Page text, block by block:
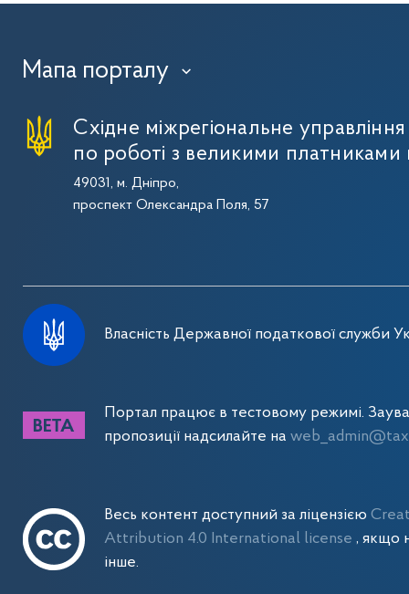
Мапа порталу ›
Східне міжрегіональне
по роботі з великими платниками
49031, м. Дніпро,
проспект Олександра Поля, 57
Власність Державної податкової служби
Портал працює в тестовому режимі.
пропозиції надсилайте на
Весь контент доступний за ліцензією
Attribution 4.0 International license, якщо
інше.